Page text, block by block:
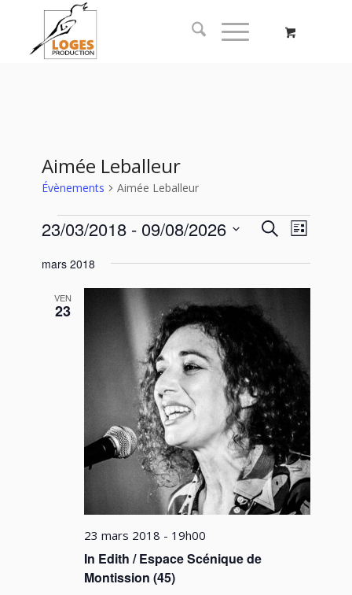
Aimée Leballeur
Évènements Aimée Leballeur
de
vues
Recherche
de
vues
Liste
23/03/2018 - 09/08/2026
une
mars 2018
VEN
23
In Edith / Espace Scénique de
Montission (45)
23 mars 2018 - 19h00